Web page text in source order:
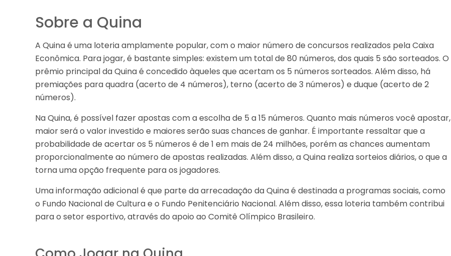
Sobre a Quina
A Quina é uma loteria amplamente popular, com o maior número de concursos realizados pela Caixa
Econômica. Para jogar, é bastante simples: existem um total de 80 números, dos quais 5 são sorteados. O
prêmio principal da Quina é concedido àqueles que acertam os 5 números sorteados. Além disso, há
premiações para quadra (acerto de 4 números), terno (acerto de 3 números) e duque (acerto de 2
números).
Na Quina, é possível fazer apostas com a escolha de 5 a 15 números. Quanto mais números você apostar,
maior será o valor investido e maiores serão suas chances de ganhar. É importante ressaltar que a
probabilidade de acertar os 5 números é de 1 em mais de 24 milhões, porém as chances aumentam
proporcionalmente ao número de apostas realizadas. Além disso, a Quina realiza sorteios diários, o que a
torna uma opção frequente para os jogadores.
Uma informação adicional é que parte da arrecadação da Quina é destinada a programas sociais, como
o Fundo Nacional de Cultura e o Fundo Penitenciário Nacional. Além disso, essa loteria também contribui
para o setor esportivo, através do apoio ao Comitê Olímpico Brasileiro.